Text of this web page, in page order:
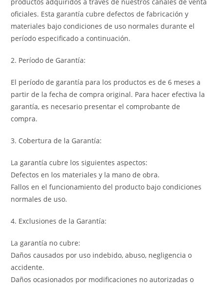
oficiales. Esta garantía cubre defectos de fabricación y
materiales bajo condiciones de uso normales durante el
período especificado a continuación.
2. Período de Garantía:
El período de garantía para los productos es de 6 meses a
partir de la fecha de compra original. Para hacer efectiva la
garantía, es necesario presentar el comprobante de
compra.
3. Cobertura de la Garantía:
La garantía cubre los siguientes aspectos:
Defectos en los materiales y la mano de obra.
Fallos en el funcionamiento del producto bajo condiciones
normales de uso.
4. Exclusiones de la Garantía:
La garantía no cubre:
Daños causados por uso indebido, abuso, negligencia o
accidente.
Daños ocasionados por modificaciones no autorizadas o